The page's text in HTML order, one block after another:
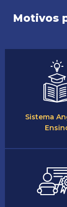
Motivos
Sistema